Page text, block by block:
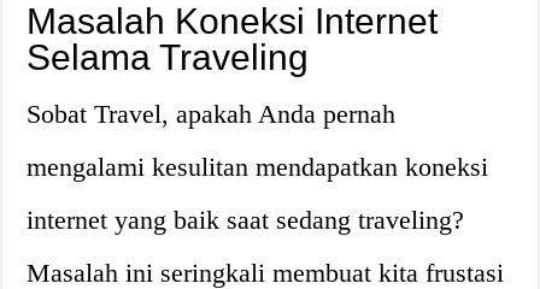
Masalah Koneksi Internet
Selama Traveling
Sobat Travel, apakah Anda pernah
mengalami kesulitan mendapatkan koneksi
internet yang baik saat sedang traveling?
Masalah ini seringkali membuat kita frustasi